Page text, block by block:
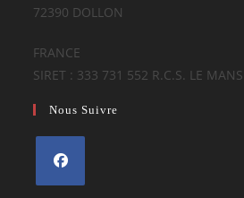
72390 DOLLON
FRANCE
SIRET : 333 731 552 R.C.S. LE MANS
Nous Suivre